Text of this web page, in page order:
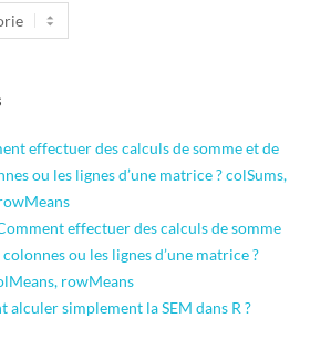
effectuer des calculs de somme et de
ou les lignes d’une matrice ? colSums,
effectuer des calculs de somme
ou les lignes d’une matrice ?
rowMeans
alculer simplement la SEM dans R ?